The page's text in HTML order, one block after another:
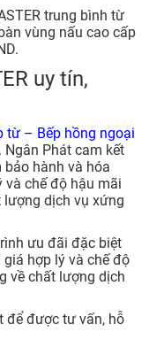
trung bình từ
vùng nấu cao cấp
uy tín,
từ – Bếp hồng ngoại
Phát cam kết
hành và hóa
chế độ hậu mãi
lượng dịch vụ xứng
ưu đãi đặc biệt
hợp lý và chế độ
về chất lượng dịch
để được tư vấn, hỗ